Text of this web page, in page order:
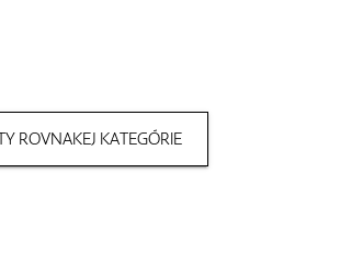
ROVNAKEJ KATEGÓRIE